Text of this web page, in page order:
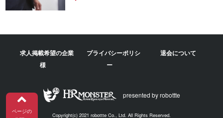
ページの
求人掲載希望の企業
様
プライバシーポリシ
ー
退会について
presented by robottte
Copyright(c) 2021 robottte Co., Ltd. All Rights Reserved.